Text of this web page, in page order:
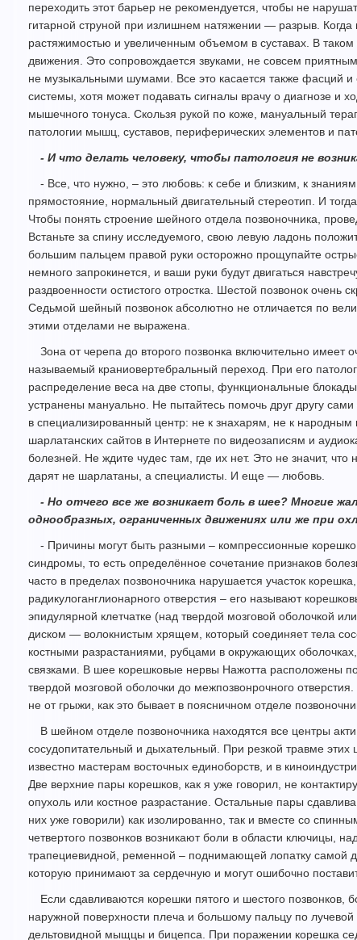
переходить этот барьер не рекомендуется, чтобы не
гитарной струной при излишнем натяжении — разрыв.
растяжимостью и увеличенным объемом в суставах. В
движения. Это сопровождается звуками, не совсем
не музыкальными шумами. Все это касается также фасций и
системы, хотя может подавать сигналы врачу о диагнозе и
мышечного тонуса. Скользя рукой по коже, мануальный
патологии мышц, суставов, периферических элементов и
- И что делать человеку, чтобы патология не
- Все, что нужно, – это любовь: к себе и близким, к
прямостояние, нормальный двигательный стереотип. И
Чтобы понять строение шейного отдела позвоночника,
Встаньте за спину исследуемого, свою левую ладонь
большим пальцем правой руки осторожно прощупайте
немного запрокинется, и ваши руки будут двигаться
раздвоенности остистого отростка. Шестой позвонок очень
Седьмой шейный позвонок абсолютно не отличается по
этими отделами не выражена.
Зона от черепа до второго позвонка включительно имеет
называемый краниовертебральный переход. При его
распределение веса на две стопы, функциональные
устранены мануально. Не пытайтесь помочь друг другу
в специализированный центр: не к знахарям, не к
шарлатанских сайтов в Интернете по видеозаписям и
болезней. Не ждите чудес там, где их нет. Это не значит, что
дарят не шарлатаны, а специалисты. И еще — любовь.
- Но отчего все же возникает боль в шее? Многие
однообразных, ограниченных движениях или же при
- Причины могут быть разными – компрессионные
синдромы, то есть определённое сочетание признаков
часто в пределах позвоночника нарушается участок
радикулоганглионарного отверстия – его называют
эпидулярной клетчатке (над твердой мозговой оболочкой
диском — волокнистым хрящем, который соединяет тела
костными разрастаниями, рубцами в окружающих
связками. В шее корешковые нервы Нажотта расположены
твердой мозговой оболочки до межпозвонрочного
не от грыжи, как это бывает в поясничном отделе
В шейном отделе позвоночника находятся все центры
сосудопитательный и дыхательный. При резкой травме
известно мастерам восточных единоборств, и в
Две верхние пары корешков, как я уже говорил, не
опухоль или костное разрастание. Остальные пары
них уже говорили) как изолированно, так и вместе со
четвертого позвонков возникают боли в области ключицы,
трапециевидной, ременной – поднимающей лопатку самой
которую принимают за сердечную и могут ошибочно
Если сдавливаются корешки пятого и шестого позвонков,
наружной поверхности плеча и большому пальцу по
дельтовидной мыщцы и бицепса. При поражении корешка